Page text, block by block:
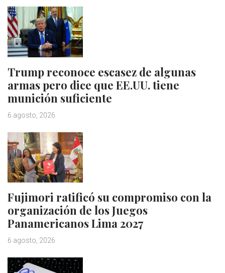
Trump reconoce escasez de algunas
armas pero dice que EE.UU. tiene
munición suficiente
6 agosto, 2026
Fujimori ratificó su compromiso con la
organización de los Juegos
Panamericanos Lima 2027
6 agosto, 2026